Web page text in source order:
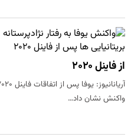
از فاینل 2020
واکنش نشان داد…